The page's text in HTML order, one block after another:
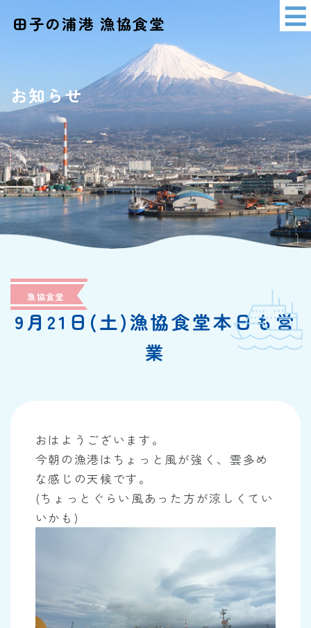
田子の浦港 漁協食堂
お知らせ
イベント情報
アクセス
ショッピング
漁協食堂
9月21日(土)漁協食堂本日も営
業
おはようございます。
今朝の漁港はちょっと風が強く、雲多め
な感じの天候です。
(ちょっとぐらい風あった方が涼しくてい
いかも)